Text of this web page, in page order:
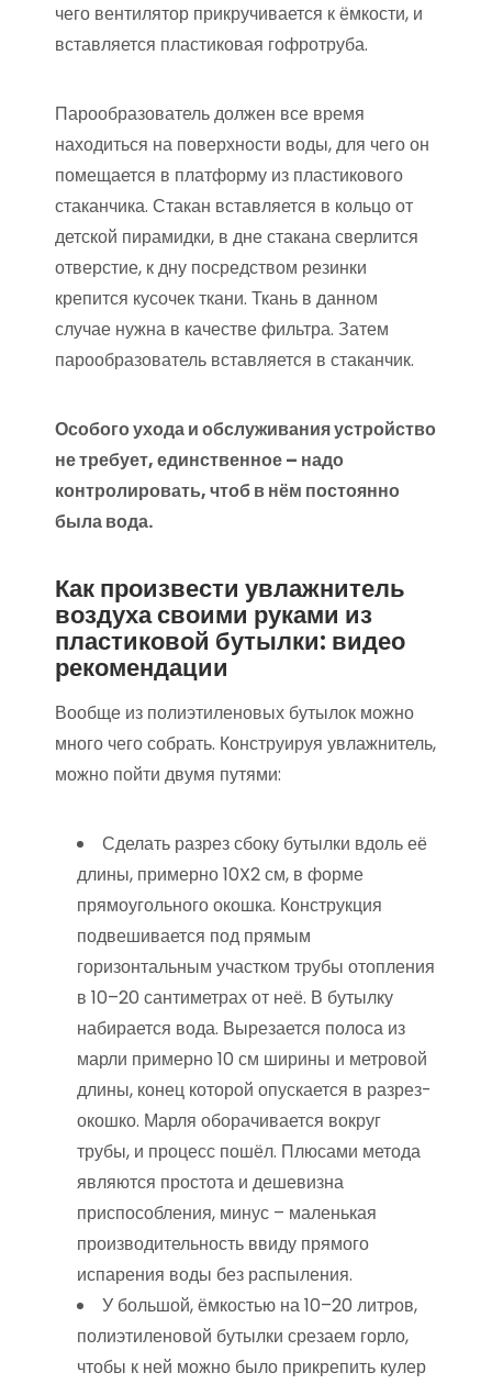
чего вентилятор прикручивается к ёмкости, и
вставляется пластиковая гофротруба.
Парообразователь должен все время
находиться на поверхности воды, для чего он
помещается в платформу из пластикового
стаканчика. Стакан вставляется в кольцо от
детской пирамидки, в дне стакана сверлится
отверстие, к дну посредством резинки
крепится кусочек ткани. Ткань в данном
случае нужна в качестве фильтра. Затем
парообразователь вставляется в стаканчик.
Особого ухода и обслуживания устройство
не требует, единственное – надо
контролировать, чтоб в нём постоянно
была вода.
Как произвести увлажнитель
воздуха своими руками из
пластиковой бутылки: видео
рекомендации
Вообще из полиэтиленовых бутылок можно
много чего собрать. Конструируя увлажнитель,
можно пойти двумя путями:
Сделать разрез сбоку бутылки вдоль её
длины, примерно 10X2 см, в форме
прямоугольного окошка. Конструкция
подвешивается под прямым
горизонтальным участком трубы отопления
в 10–20 сантиметрах от неё. В бутылку
набирается вода. Вырезается полоса из
марли примерно 10 см ширины и метровой
длины, конец которой опускается в разрез-
окошко. Марля оборачивается вокруг
трубы, и процесс пошёл. Плюсами метода
являются простота и дешевизна
приспособления, минус – маленькая
производительность ввиду прямого
испарения воды без распыления.
У большой, ёмкостью на 10–20 литров,
полиэтиленовой бутылки срезаем горло,
чтобы к ней можно было прикрепить кулер